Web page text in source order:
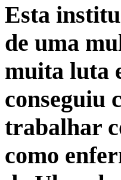
Esta
de uma
muita luta
conseguiu
trabalhar
como